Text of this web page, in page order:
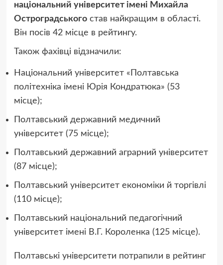
національний університет імені Михайла
Остроградськогостав найкращим в області.
Він посів 42 місце в рейтингу.
Також фахівці відзначили:
Національний університет «Полтавська
політехніка імені Юрія Кондратюка» (53
місце);
Полтавський державний медичний
університет (75 місце);
Полтавський державний аграрний університет
(87 місце);
Полтавський університет економіки й торгівлі
(110 місце);
Полтавський національний педагогічний
університет імені В.Г. Короленка (125 місце).
Полтавські університети потрапили в рейтинг